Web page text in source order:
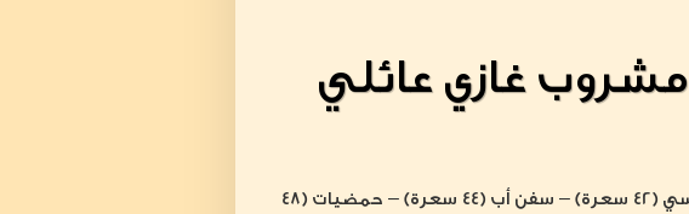
مشروب غازي عائلي
بيبسي (42 سعرة) – سفن أب (44 سعرة) – حمضيات (48